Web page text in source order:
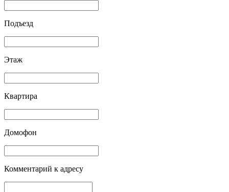
Подъезд
Этаж
Квартира
Домофон
Комментарий к адресу